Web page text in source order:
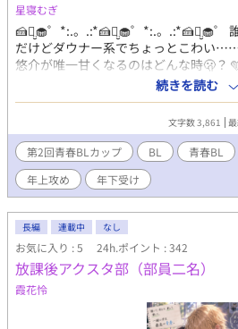
星寝むぎ
🍰ꪔ̤̮🧁゜*:.。.:*🍰ꪔ̤̮🧁゜*:.。.:*🍰ꪔ̤̮🧁゜
だけどダウナー系でちょっとこわい
悠介が唯一甘くなるのはどんな時🫢？
×方言男子後輩🩵 🍰ꪔ̤̮🧁゜*:.。
七原真白(高１) 熊本から転校してきた
のくせっ毛。甘いものがだいすき。訛
て、昼休みは教室から逃げ出すように
🌟攻め→世良悠介(高２) ダウナー系、
ート、ピアスたくさん。学校に知らな
ン。騒がれるのはめんどくさい。周り
趣味がある ෆ˚*あらすじෆ˚* 熊本から
年生、七原真白。緑化委員会の活動に
ほどのイケメン・世良悠介に｢誰かが俺
うな｣と匿うように頼まれてしまう。
たりは昼休みを共有するようになり……
の交換こ、女子の先輩にふたりの仲を
したり♡ 様々な出来事を通して少しず
ひ覗きにきてください（🫶🏻︎'-'）♡
続きを読む
文字数 3,861
第2回青春BLカップ BL 青春BL
年上攻め
年下受け
長編 連載中 なし
お気に入り : 5 24h.ポイント : 342
放課後アクスタ部（部員二名）
霞花怜